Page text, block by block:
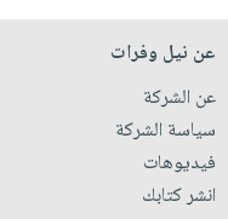
عن نيل وفرات
عن الشركة
سياسة الشركة
فيديوهات
انشر كتابك